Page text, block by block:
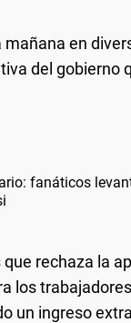
en
del gobierno
fanáticos
rechaza la
los
un ingreso